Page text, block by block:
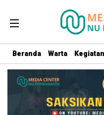
Beranda Warta Kegiatan